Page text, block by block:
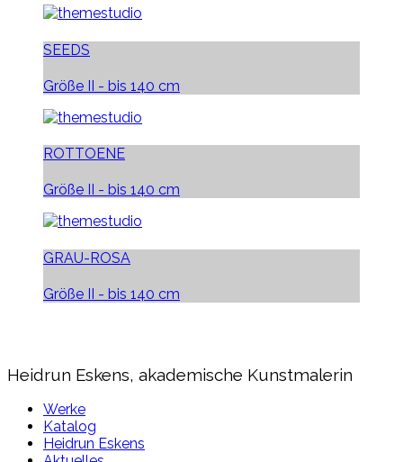
SEEDS
Größe II - bis 140 cm
ROTTOENE
Größe II - bis 140 cm
GRAU-ROSA
Größe II - bis 140 cm
Heidrun Eskens, akademische Kunstmalerin
Werke
Katalog
Heidrun Eskens